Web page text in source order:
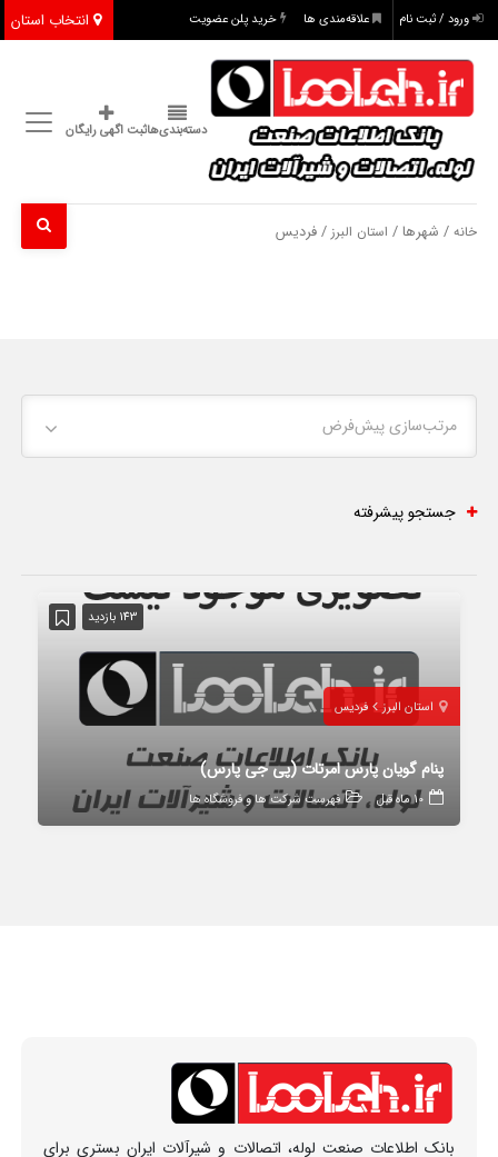
انتخاب استان ورود / ثبت نام علاقه‌مندی ها خرید پلن عضویت
دسته‌بندی‌هاثبت اگهی رایگان
خانه / شهرها / استان البرز/ فردیس
مرتب‌سازی پیش‌فرض
جستجو پیشرفته
143 بازدید
استان البرز فردیس
پنام گویان پارس امرتات (پی جی پارس)
10 ماه قبل فهرست شرکت ها و فروشگاه ها
بانک اطلاعات صنعت لوله، اتصالات و شیرآلات ایران بستری برای